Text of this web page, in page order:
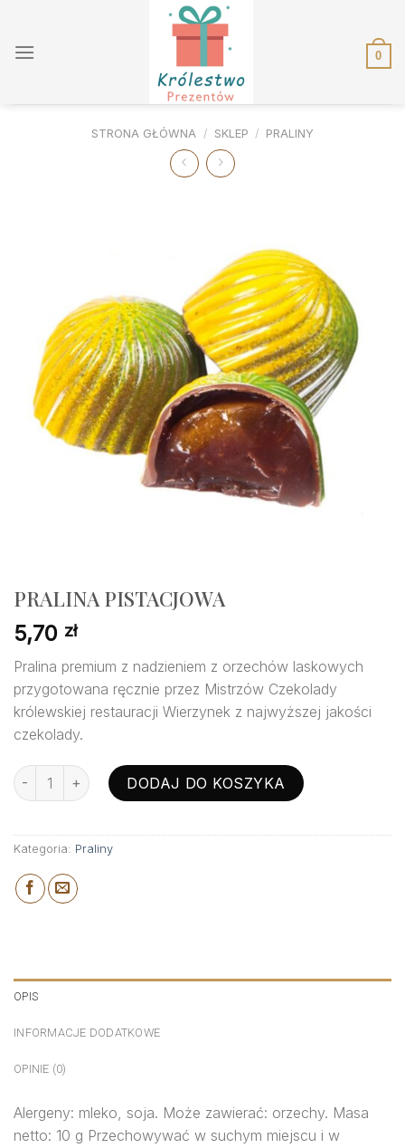
content
0
STRONA GŁÓWNA / SKLEP / PRALINY
PRALINA PISTACJOWA
5,70 zł
Pralina premium z nadzieniem z orzechów laskowych
przygotowana ręcznie przez Mistrzów Czekolady
królewskiej restauracji Wierzynek z najwyższej jakości
czekolady.
ilość PRALINA PISTACJOWADODAJ DO KOSZYKA
Kategoria: Praliny
OPIS
INFORMACJE DODATKOWE
OPINIE (0)
Alergeny: mleko, soja. Może zawierać: orzechy. Masa
netto: 10 g Przechowywać w suchym miejscu i w